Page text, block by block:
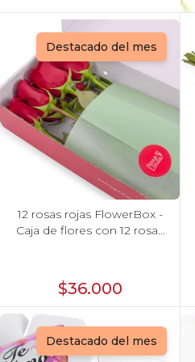
Destacado del mes
12 rosas rojas FlowerBox -
Caja de flores con 12 rosas
$36.000
Destacado del mes